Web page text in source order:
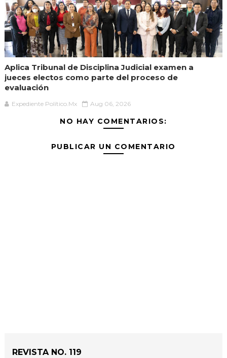
Aplica Tribunal de Disciplina Judicial examen a
jueces electos como parte del proceso de
evaluación
Expediente Político.Mx Aug 06, 2026
NO HAY COMENTARIOS:
PUBLICAR UN COMENTARIO
REVISTA NO. 119